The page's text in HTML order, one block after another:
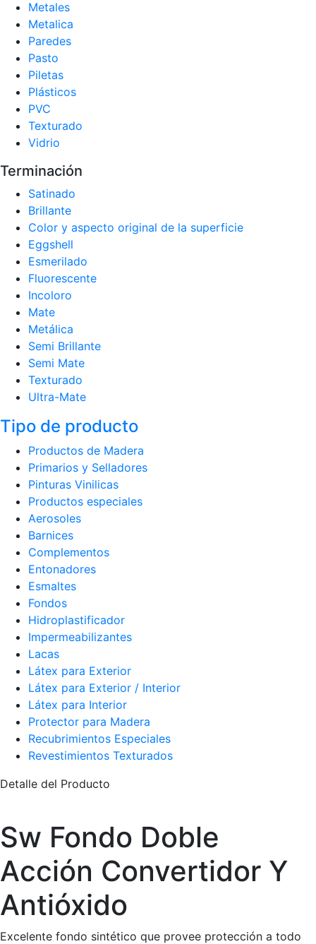
Metales
Metalica
Paredes
Pasto
Piletas
Plásticos
PVC
Texturado
Vidrio
Terminación
Satinado
Brillante
Color y aspecto original de la superficie
Eggshell
Esmerilado
Fluorescente
Incoloro
Mate
Metálica
Semi Brillante
Semi Mate
Texturado
Ultra-Mate
Tipo de producto
Productos de Madera
Primarios y Selladores
Pinturas Vinilicas
Productos especiales
Aerosoles
Barnices
Complementos
Entonadores
Esmaltes
Fondos
Hidroplastificador
Impermeabilizantes
Lacas
Látex para Exterior
Látex para Exterior / Interior
Látex para Interior
Protector para Madera
Recubrimientos Especiales
Revestimientos Texturados
Detalle del Producto
Sw Fondo Doble
Acción Convertidor Y
Antióxido
Excelente fondo sintético que provee protección a todo